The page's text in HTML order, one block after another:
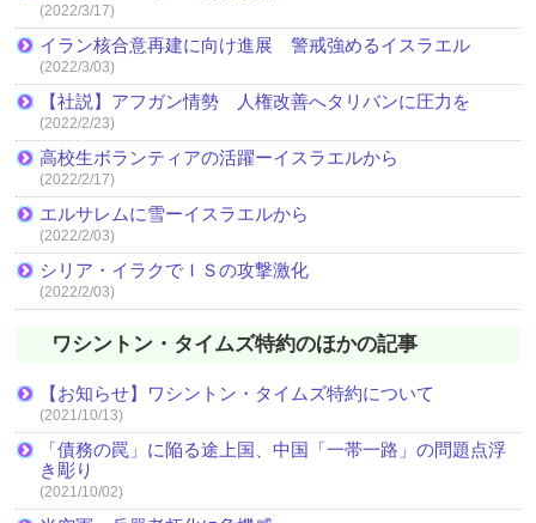
(2022/3/17)
イラン核合意再建に向け進展 警戒強めるイスラエル
(2022/3/03)
【社説】アフガン情勢 人権改善へタリバンに圧力を
(2022/2/23)
高校生ボランティアの活躍ーイスラエルから
(2022/2/17)
エルサレムに雪ーイスラエルから
(2022/2/03)
シリア・イラクでＩＳの攻撃激化
(2022/2/03)
ワシントン・タイムズ特約のほかの記事
【お知らせ】ワシントン・タイムズ特約について
(2021/10/13)
「債務の罠」に陥る途上国、中国「一帯一路」の問題点浮
き彫り
(2021/10/02)